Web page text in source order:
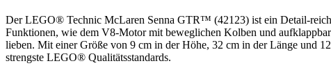
Der LEGO® Technic McLaren Senna GTR™ (42123) ist ein Detail-
Funktionen, wie dem V8-Motor mit beweglichen Kolben und
lieben. Mit einer Größe von 9 cm in der Höhe, 32 cm in der Länge und
strengste LEGO® Qualitätsstandards.